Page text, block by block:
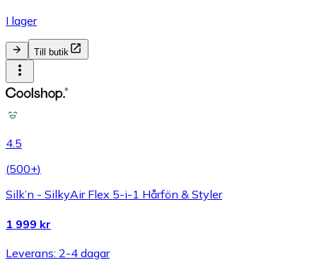
I lager
Till butik
4.5
(500+)
Silk’n - SilkyAir Flex 5-i-1 Hårfön & Styler
1 999 kr
Leverans: 2-4 dagar